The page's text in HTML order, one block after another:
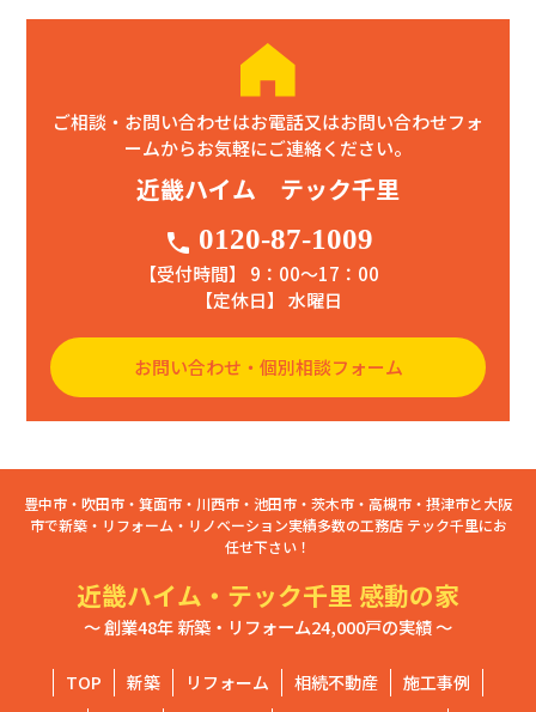
ご相談・お問い合わせはお電話又はお問い合わせフォ
ームからお気軽にご連絡ください。
近畿ハイム テック千里
phone 0120-87-1009
【受付時間】 9：00〜17：00
【定休日】 水曜日
お問い合わせ・個別相談フォーム
豊中市・吹田市・箕面市・川西市・池田市・茨木市・高槻市・摂津市と大阪
市で新築・リフォーム・リノベーション実績多数の工務店 テック千里にお
任せ下さい！
近畿ハイム・テック千里 感動の家
～ 創業48年 新築・リフォーム24,000戸の実績 ～
TOP 新築 リフォーム 相続不動産
施工事例